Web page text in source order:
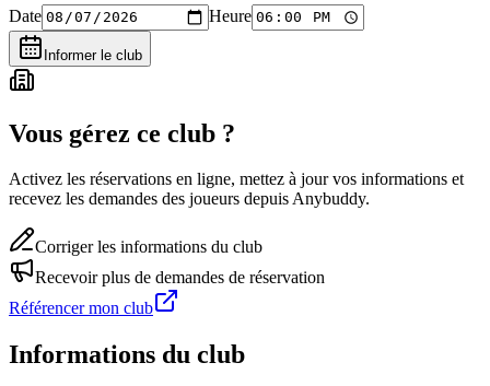
Date Heure
Informer le club
Vous gérez ce club ?
Activez les réservations en ligne, mettez à jour vos informations et
recevez les demandes des joueurs depuis Anybuddy.
Corriger les informations du club
Recevoir plus de demandes de réservation
Référencer mon club
Informations du club